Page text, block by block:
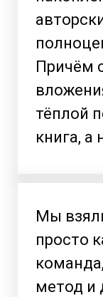
Причём
тёплой
книга, а
Мы
просто
метод и